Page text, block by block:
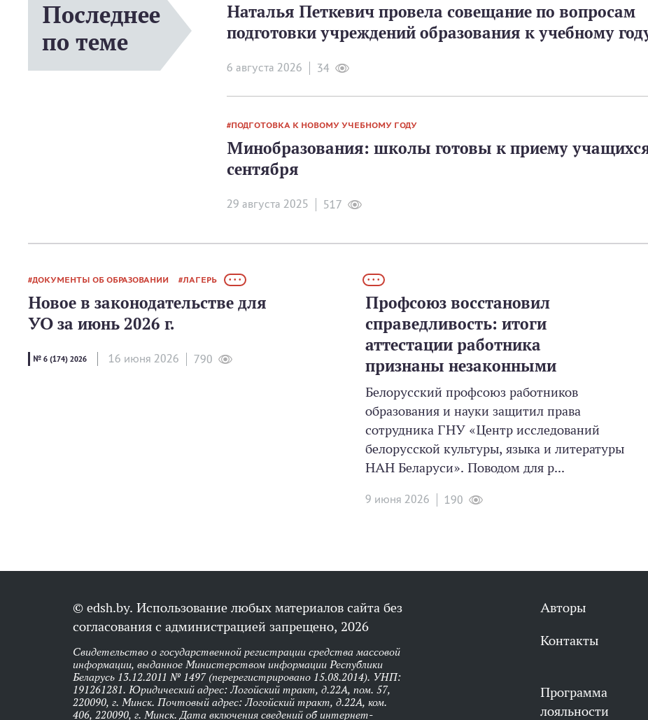
Последнее
по теме
Наталья Петкевич провела совещание по вопросам
подготовки учреждений образования к учебному
6 августа 2026 34
ПОДГОТОВКА К НОВОМУ УЧЕБНОМУ ГОДУ
Минобразования: школы готовы к приему
сентября
29 августа 2025 517
ДОКУМЕНТЫ ОБ ОБРАЗОВАНИИ ЛАГЕРЬ • • •
Новое в законодательстве для
УО за июнь 2026 г.
№ 6 (174) 2026 16 июня 2026 790
• • •
Профсоюз восстановил
справедливость: итоги
аттестации работника
признаны незаконными
Белорусский профсоюз работников
образования и науки защитил права
сотрудника ГНУ «Центр исследований
белорусской культуры, языка и литературы
НАН Беларуси». Поводом для р...
9 июня 2026 190
© edsh.by. Использование любых материалов сайта без
согласования с администрацией запрещено, 2026
Свидетельство о государственной регистрации средства массовой
информации, выданное Министерством информации Республики
Беларусь 13.12.2011 № 1497 (перерегистрировано 15.08.2014). УНП:
191261281. Юридический адрес: Логойский тракт, д.22А, пом. 57,
220090, г. Минск. Почтовый адрес: Логойский тракт, д.22А, ком.
406, 220090, г. Минск. Дата включения сведений об интернет-
Авторы
Контакты
Программа
лояльности